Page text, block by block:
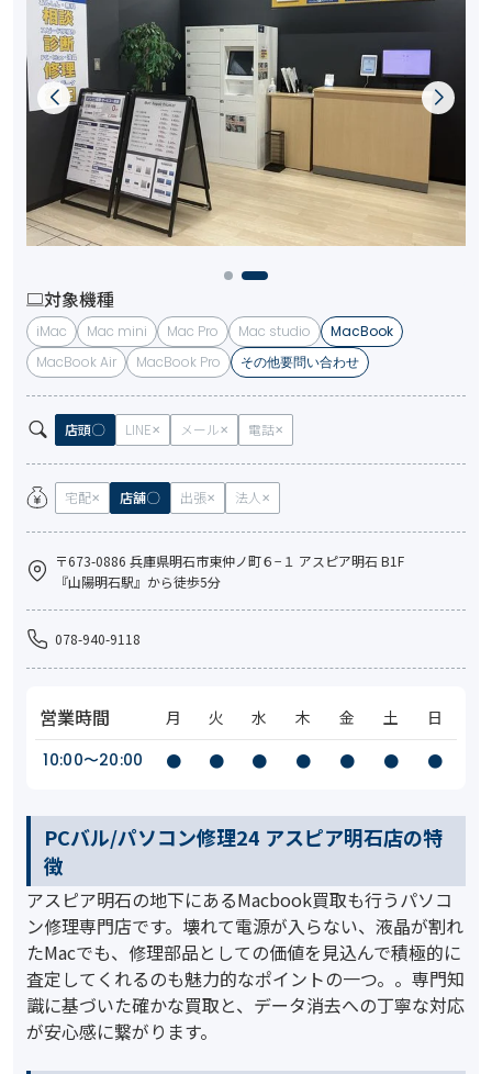
対象機種
iMac Mac mini Mac Pro Mac studio
MacBook
MacBook Air
MacBook Pro その他要問い合わせ
店頭 LINE メール 電話
宅配 店舗 出張 法人
〒673-0886 兵庫県明石市東仲ノ町６−１ アスピア明石 B1F
『山陽明石駅』から徒歩5分
078-940-9118
営業時間 月 火 水 木 金 土
日
10:00〜20:00
● ● ● ● ● ● ●
PCバル/パソコン修理24 アスピア明石店の特
徴
アスピア明石の地下にあるMacbook買取も行うパソコ
ン修理専門店です。壊れて電源が入らない、液晶が割れ
たMacでも、修理部品としての価値を見込んで積極的に
査定してくれるのも魅力的なポイントの一つ。。専門知
識に基づいた確かな買取と、データ消去への丁寧な対応
が安心感に繋がります。